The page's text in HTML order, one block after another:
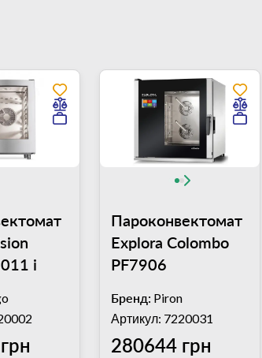
i
Пароконвектомат
Explora Colombo
PF7906
Бренд: Piron
Артикул: 7220031
280644 грн